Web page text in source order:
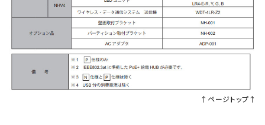
↑ページトップ↑